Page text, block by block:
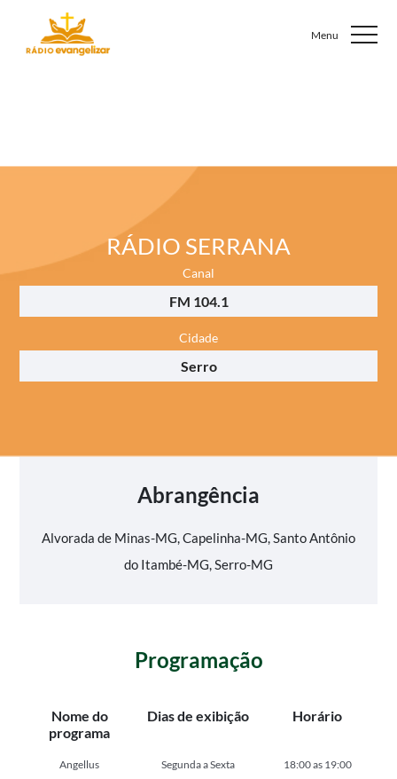
RÁDIO SERRANA
Canal
FM 104.1
Cidade
Serro
Abrangência
Alvorada de Minas-MG, Capelinha-MG, Santo Antônio
do Itambé-MG, Serro-MG
Programação
Nome do
programa
Dias de exibição Horário
Angellus Segunda a Sexta 18:00 as 19:00